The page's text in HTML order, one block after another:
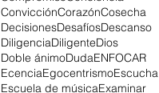
ConvicciónCorazónCosecha
DecisionesDesafíosDescanso
DiligenciaDiligenteDios
Doble ánimoDudaENFOCAR
EcenciaEgocentrismoEscucha
Escuela de músicaExaminar